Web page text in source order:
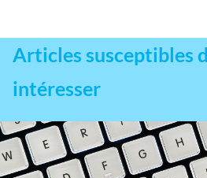
Articles susceptibles
intéresser